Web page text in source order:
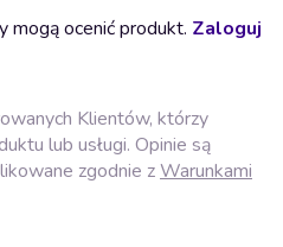
mogą ocenić produkt. Zaloguj
Klientów, którzy
lub usługi. Opinie są
zgodnie zWarunkami